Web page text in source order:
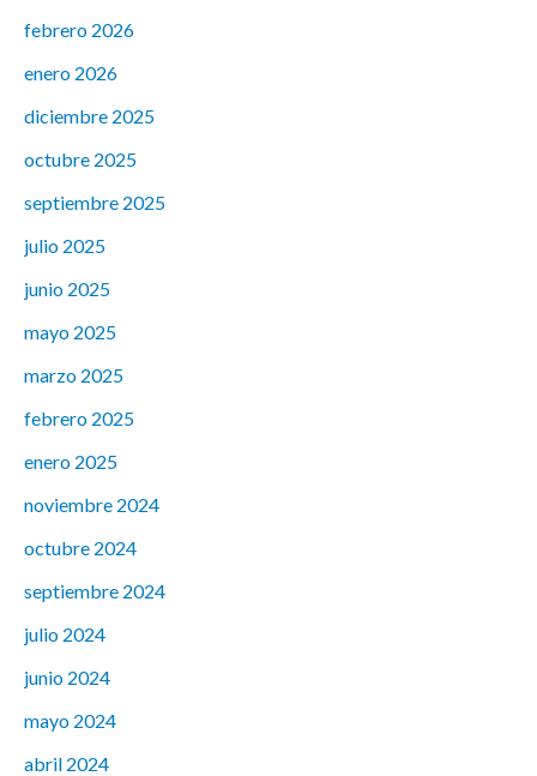
febrero 2026
enero 2026
diciembre 2025
octubre 2025
septiembre 2025
julio 2025
junio 2025
mayo 2025
marzo 2025
febrero 2025
enero 2025
noviembre 2024
octubre 2024
septiembre 2024
julio 2024
junio 2024
mayo 2024
abril 2024